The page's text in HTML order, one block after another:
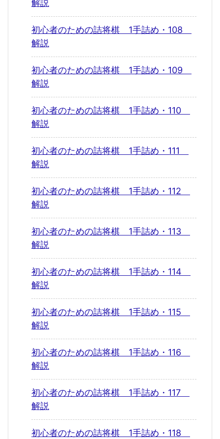
解説
初心者のための詰将棋 1手詰め・108
解説
初心者のための詰将棋 1手詰め・109
解説
初心者のための詰将棋 1手詰め・110
解説
初心者のための詰将棋 1手詰め・111
解説
初心者のための詰将棋 1手詰め・112
解説
初心者のための詰将棋 1手詰め・113
解説
初心者のための詰将棋 1手詰め・114
解説
初心者のための詰将棋 1手詰め・115
解説
初心者のための詰将棋 1手詰め・116
解説
初心者のための詰将棋 1手詰め・117
解説
初心者のための詰将棋 1手詰め・118